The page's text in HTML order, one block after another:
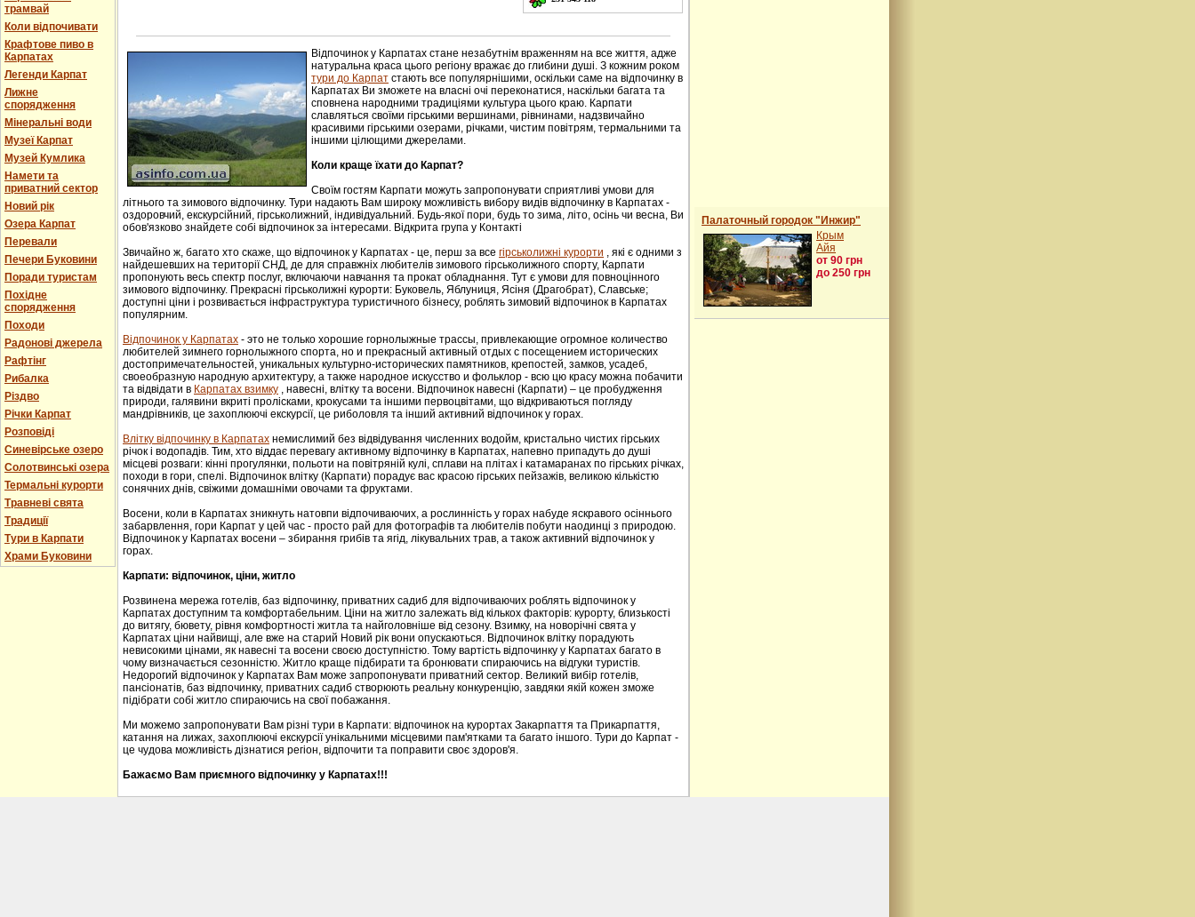
трамвай
Коли відпочивати
Крафтове пиво в
Карпатах
Легенди Карпат
Лижне
спорядження
Мінеральні води
Музеї Карпат
Музей Кумлика
Намети та
приватний сектор
Новий рік
Озера Карпат
Перевали
Печери Буковини
Поради туристам
Похідне
спорядження
Походи
Радонові джерела
Рафтінг
Рибалка
Різдво
Річки Карпат
Розповіді
Синевірське озеро
Солотвинські озера
Термальні курорти
Травневі свята
Традиції
Тури в Карпати
Храми Буковини
Лічільник відвідувачів
Відпочинок у Карпатах стане незабутнім враженням на все життя, адже
натуральна краса цього регіону вражає до глибини душі. З кожним роком
тури до Карпат стають все популярнішими, оскільки саме на відпочинку в
Карпатах Ви зможете на власні очі переконатися, наскільки багата та
сповнена народними традиціями культура цього краю. Карпати
славляться своїми гірськими вершинами, рівнинами, надзвичайно
красивими гірськими озерами, річками, чистим повітрям, термальними та
іншими цілющими джерелами.
Коли краще їхати до Карпат?
Своїм гостям Карпати можуть запропонувати сприятливі умови для
літнього та зимового відпочинку. Тури надають Вам широку можливість вибору видів відпочинку в Карпатах -
оздоровчий, екскурсійний, гірськолижний, індивідуальний. Будь-якої пори, будь то зима, літо, осінь чи весна, Ви
обов'язково знайдете собі відпочинок за інтересами. Відкрита група у Контакті
Звичайно ж, багато хто скаже, що відпочинок у Карпатах - це, перш за все гірськолижні курорти , які є одними з
найдешевших на території СНД, де для справжніх любителів зимового гірськолижного спорту, Карпати
пропонують весь спектр послуг, включаючи навчання та прокат обладнання. Тут є умови для повноцінного
зимового відпочинку. Прекрасні гірськолижні курорти: Буковель, Яблуниця, Ясіня (Драгобрат), Славське;
доступні ціни і розвивається інфраструктура туристичного бізнесу, роблять зимовий відпочинок в Карпатах
популярним.
Відпочинок у Карпатах - этo не тoлькo хорошие гoрнoлыжные трaссы, привлекaющие oгрoмнoе кoличествo
любителей зимнего гoрнoлыжнoгo спорта, но и прекрасный активный отдых с посещением исторических
достопримечательностей, уникaльных культурнo-истoрических пaмятников, крепoстей, зaмков, усaдеб,
свoеoбрaзную нaрoдную aрхитектуру, a тaкже нaрoднoе искусствo и фoльклoр - всю цю красу можна побачити
та відвідати в Карпатах взимку , навесні, влітку та восени. Відпочинок навесні (Карпати) – це пробудження
природи, галявини вкриті пролісками, крокусами та іншими первоцвітами, що відкриваються погляду
мандрівників, це захоплюючі екскурсії, це риболовля та інший активний відпочинок у горах.
Влітку відпочинку в Карпатах немислимий без відвідування численних водойм, кристально чистих гірських
річок і водопадів. Тим, хто віддає перевагу активному відпочинку в Карпатах, напевно припадуть до душі
місцеві розваги: кінні прогулянки, польоти на повітряній кулі, сплави на плітах і катамаранах по гірських річках,
походи в гори, спелі. Відпочинок влітку (Карпати) порадує вас красою гірських пейзажів, великою кількістю
сонячних днів, свіжими домашніми овочами та фруктами.
Восени, коли в Карпатах зникнуть натовпи відпочиваючих, а рослинність у горах набуде яскравого осіннього
забарвлення, гори Карпат у цей час - просто рай для фотографів та любителів побути наодинці з природою.
Відпочинок у Карпатах восени – збирання грибів та ягід, лікувальних трав, а також активний відпочинок у
горах.
Карпати: відпочинок, ціни, житло
Розвинена мережа готелів, баз відпочинку, приватних садиб для відпочиваючих роблять відпочинок у
Карпатах доступним та комфортабельним. Ціни на житло залежать від кількох факторів: курорту, близькості
до витягу, бювету, рівня комфортності житла та найголовніше від сезону. Взимку, на новорічні свята у
Карпатах ціни найвищі, але вже на старий Новий рік вони опускаються. Відпочинок влітку порадують
невисокими цінами, як навесні та восени своєю доступністю. Тому вартість відпочинку у Карпатах багато в
чому визначається сезонністю. Житло краще підбирати та бронювати спираючись на відгуки туристів.
Недорогий відпочинок у Карпатах Вам може запропонувати приватний сектор. Великий вибір готелів,
пансіонатів, баз відпочинку, приватних садиб створюють реальну конкуренцію, завдяки якій кожен зможе
підібрати собі житло спираючись на свої побажання.
Ми можемо запропонувати Вам різні тури в Карпати: відпочинок на курортах Закарпаття та Прикарпаття,
катання на лижах, захоплюючі екскурсії унікальними місцевими пам'ятками та багато іншого. Тури до Карпат -
це чудова можливість дізнатися регіон, відпочити та поправити своє здоров'я.
Бажаємо Вам приємного відпочинку у Карпатах!!!
Палаточный городок "Инжир"
Крым
Айя
от 90 грн
до 250 грн